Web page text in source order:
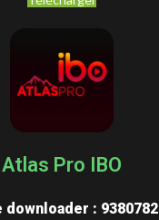
Atlas Pro IBO
downloader : 9380782